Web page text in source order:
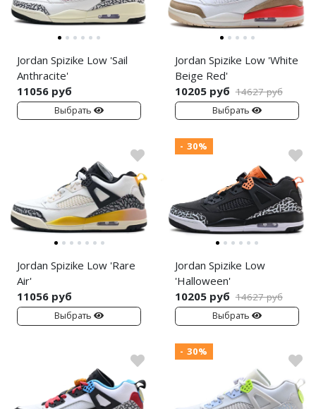
Jordan Spizike Low 'Sail
Anthracite'
11056 руб
Выбрать
Jordan Spizike Low 'White
Beige Red'
10205 руб 14627 руб
Выбрать
Jordan Spizike Low 'Rare
Air'
11056 руб
Выбрать
- 30%
Jordan Spizike Low
'Halloween'
10205 руб 14627 руб
Выбрать
- 30%
Nike Air Deldon
Nike Sabrina
Nike A’ja
Nike ST
Nike Book
Nike LeBron
Nike Freak
Nike KD
Nike Uptempo